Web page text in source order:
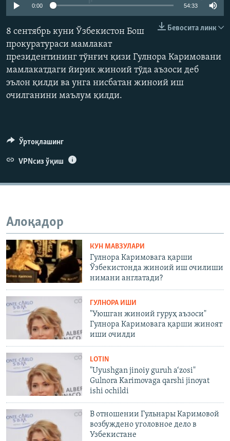
0:00 54:33
Бевосита линк
8 сентябрь куни Ўзбекистон Бош
прокуратураси мамлакат
президентининг тўнғич қизи Гулнора Каримовани
мамлакатдаги йирик жиноий тўда аъзоси деб
эълон қилди ва унга нисбатан жиноий иш
очилганини маълум қилди.
Ўртоқлашинг
VPNсиз ўқиш
Алоқадор
КУН МАВЗУЛАРИ
Гулнора Каримовага қарши
Ўзбекистонда жиноий иш очилиши
нимани англатади?
ГУЛНОРА ИШИ
"Уюшган жиноий гуруҳ аъзоси"
Гулнора Каримовага қарши жиноят
иши очилди
LOTIN
"Uyushgan jinoiy guruh a‘zosi"
Gulnora Karimovaga qarshi jinoyat
ishi ochildi
В отношении Гульнары Каримовой
возбуждено уголовное дело в
Узбекистане